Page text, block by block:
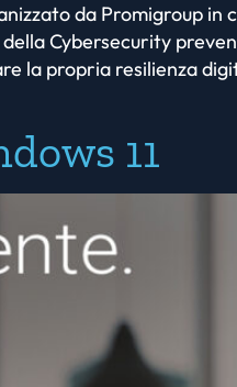
da Promigroup in
Cybersecurity
la propria resilienza
11